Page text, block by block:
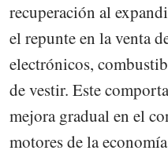
recuperación al
el repunte en la venta
electrónicos,
de vestir. Este
mejora gradual en el
motores de la